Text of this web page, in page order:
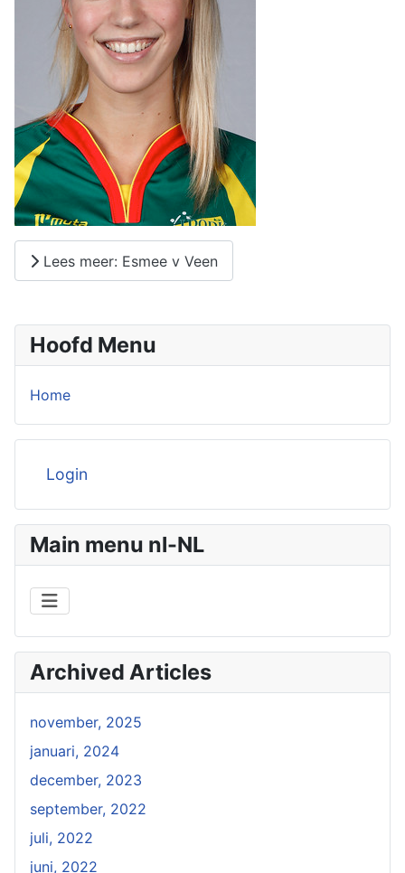
Lees meer: Esmee v Veen
Hoofd Menu
Home
Login
Main menu nl-NL
Archived Articles
november, 2025
januari, 2024
december, 2023
september, 2022
juli, 2022
juni, 2022